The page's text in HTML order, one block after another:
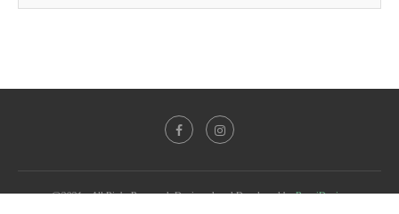
@2021 - All Right Reserved. Designed and Developed byPenciDesign